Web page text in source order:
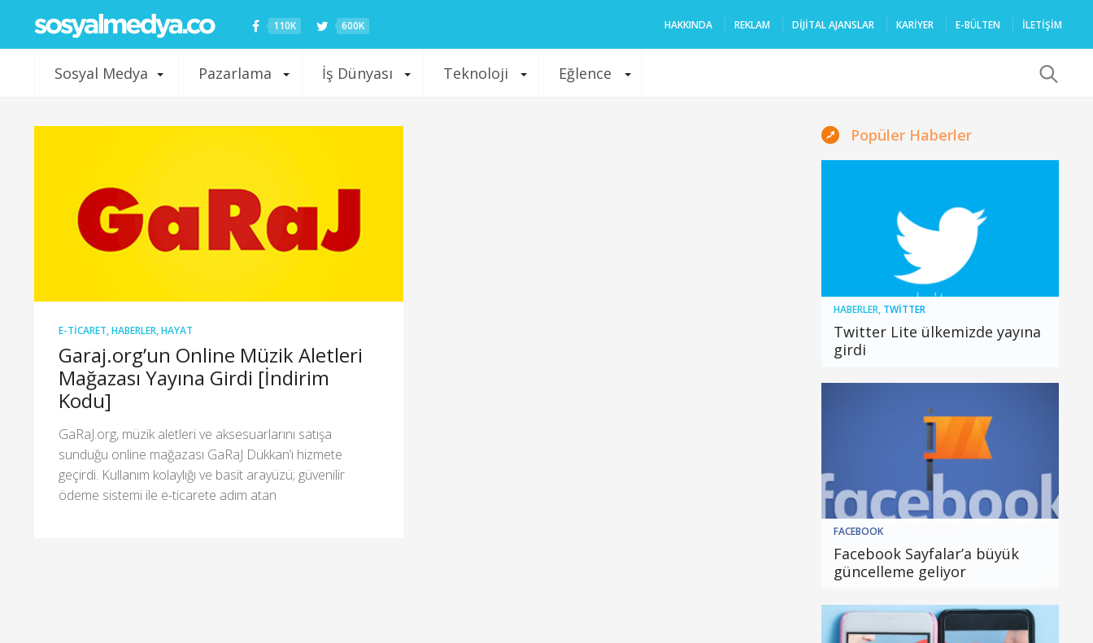
110K 600K HAKKINDA REKLAM DIJITAL AJANSLAR KARIYER E-BÜLTEN İLETİŞİM
Sosyal Medya Pazarlama İş Dünyası Teknoloji Eğlence
E-TICARET,HABERLER,HAYAT
Garaj.org’un Online Müzik Aletleri
Mağazası Yayına Girdi [İndirim
Kodu]
GaRaJ.org, müzik aletleri ve aksesuarlarını satışa
sunduğu online mağazası GaRaJ Dükkan’ı hizmete
geçirdi. Kullanım kolaylığı ve basit arayüzü; güvenilir
ödeme sistemi ile e-ticarete adım atan
Popüler Haberler
HABERLER, TWITTER
Twitter Lite ülkemizde yayına
girdi
FACEBOOK
Facebook Sayfalar’a büyük
güncelleme geliyor